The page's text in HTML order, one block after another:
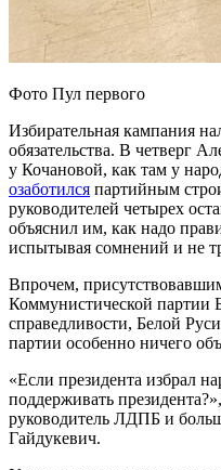
Фото Пул первого
Избирательная кампания
обязательства. В четверг
у Кочановой, как там у
озаботился партийным
руководителей четырех
объяснил им, как надо
испытывая сомнений и не
Впрочем,
Коммунистической партии
справедливости, Белой
партии особенно ничего
«Если президента избрал
поддерживать
руководитель ЛДПБ и
Гайдукевич.